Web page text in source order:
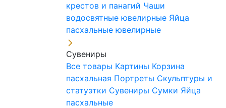
крестов и панагий Чаши
водосвятные ювелирные Яйца
пасхальные ювелирные
Сувениры
Все товары Картины Корзина
пасхальная Портреты Скульптуры и
статуэтки Сувениры Сумки Яйца
пасхальные